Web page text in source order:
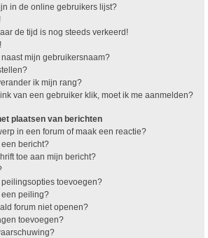
in de online gebruikers lijst?
de tijd is nog steeds verkeerd!
mijn gebruikersnaam?
ik mijn rang?
van een gebruiker klik, moet ik me aanmelden?
plaatsen van berichten
in een forum of maak een reactie?
bericht?
toe aan mijn bericht?
toevoegen?
een peiling?
forum niet openen?
toevoegen?